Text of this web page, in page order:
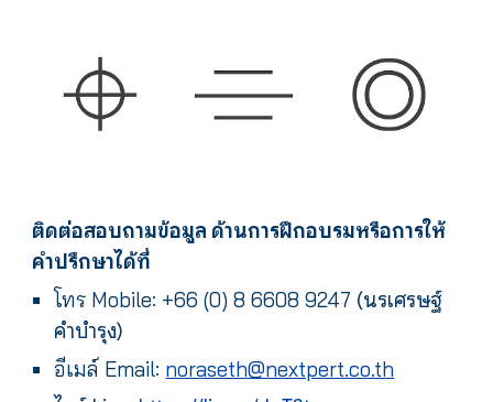
ติดต่อสอบถามข้อมูล ด้านการฝึกอบรมหรือการให้
คำปรึกษาได้ที่
โทร Mobile: +66 (0) 8 6608 9247 (นรเศรษฐ์
คำบำรุง)
อีเมล์ Email: noraseth@nextpert.co.th